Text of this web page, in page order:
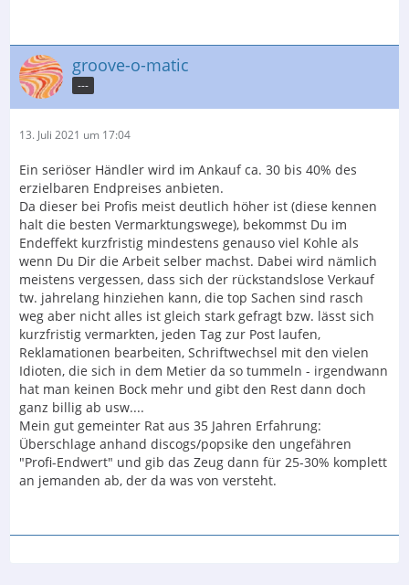
groove-o-matic
---
13. Juli 2021 um 17:04
Ein seriöser Händler wird im Ankauf ca. 30 bis 40% des
erzielbaren Endpreises anbieten.
Da dieser bei Profis meist deutlich höher ist (diese kennen
halt die besten Vermarktungswege), bekommst Du im
Endeffekt kurzfristig mindestens genauso viel Kohle als
wenn Du Dir die Arbeit selber machst. Dabei wird nämlich
meistens vergessen, dass sich der rückstandslose Verkauf
tw. jahrelang hinziehen kann, die top Sachen sind rasch
weg aber nicht alles ist gleich stark gefragt bzw. lässt sich
kurzfristig vermarkten, jeden Tag zur Post laufen,
Reklamationen bearbeiten, Schriftwechsel mit den vielen
Idioten, die sich in dem Metier da so tummeln - irgendwann
hat man keinen Bock mehr und gibt den Rest dann doch
ganz billig ab usw....
Mein gut gemeinter Rat aus 35 Jahren Erfahrung:
Überschlage anhand discogs/popsike den ungefähren
"Profi-Endwert" und gib das Zeug dann für 25-30% komplett
an jemanden ab, der da was von versteht.